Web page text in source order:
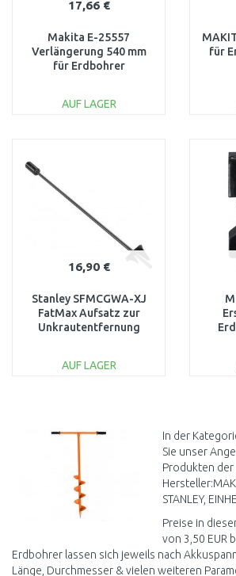
17,66 €
Makita E-25557
Verlängerung 540 mm
für Erdbohrer
AUF LAGER
für
16,90 €
Stanley SFMCGWA-XJ
FatMax Aufsatz zur
Unkrautentfernung
AUF LAGER
Vergleichen
In der
Sie unser
Produkten
STANLEY,
Preise in
von 3,50 EUR
Erdbohrer lassen sich jeweils nach
Länge, Durchmesser & vielen weiteren